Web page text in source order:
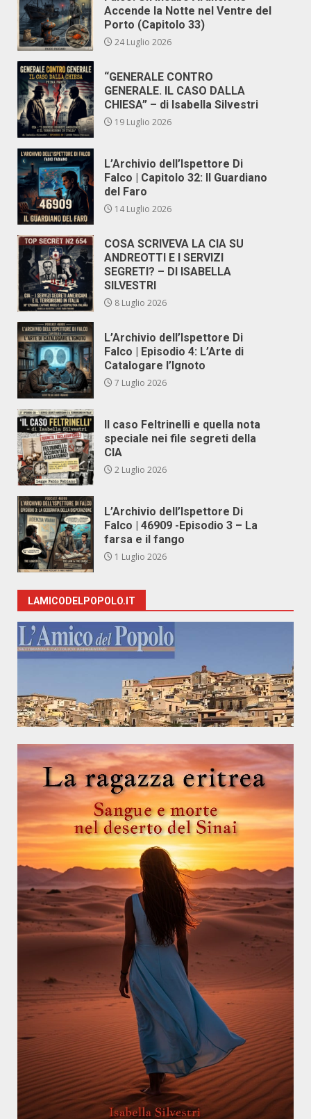
Accende la Notte nel Ventre del
Porto (Capitolo 33)
24 Luglio 2026
“GENERALE CONTRO
GENERALE. IL CASO DALLA
CHIESA” – di Isabella Silvestri
19 Luglio 2026
L’Archivio dell’Ispettore Di
Falco | Capitolo 32: Il Guardiano
del Faro
14 Luglio 2026
COSA SCRIVEVA LA CIA SU
ANDREOTTI E I SERVIZI
SEGRETI? – DI ISABELLA
SILVESTRI
8 Luglio 2026
L’Archivio dell’Ispettore Di
Falco | Episodio 4: L’Arte di
Catalogare l’Ignoto
7 Luglio 2026
Il caso Feltrinelli e quella nota
speciale nei file segreti della
CIA
2 Luglio 2026
L’Archivio dell’Ispettore Di
Falco | 46909 -Episodio 3 – La
farsa e il fango
1 Luglio 2026
LAMICODELPOPOLO.IT